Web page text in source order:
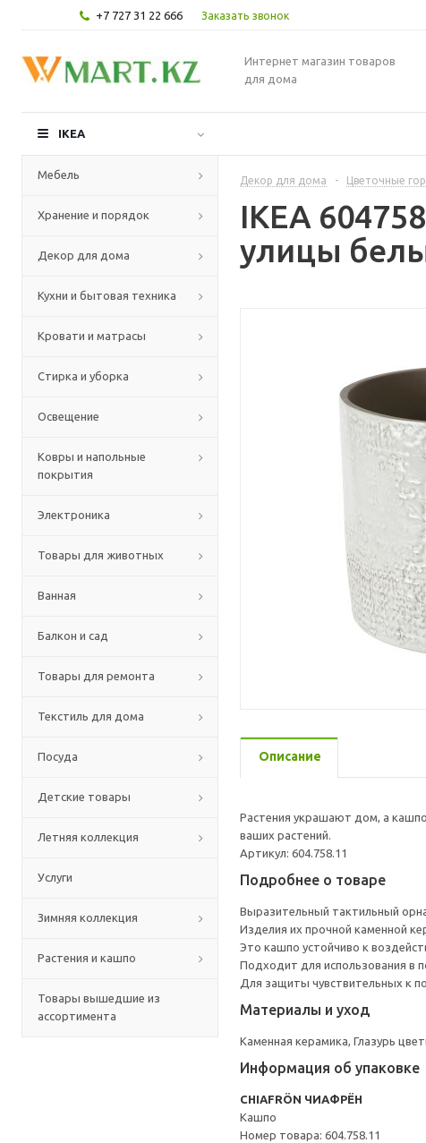
+7 727 31 22 666 Заказать звонок
Интернет магазин товаров
для дома
IKEA
Мебель
Хранение и порядок
Декор для дома
Кухни и бытовая техника
Кровати и матрасы
Стирка и уборка
Освещение
Ковры и напольные
покрытия
Электроника
Товары для животных
Ванная
Балкон и сад
Товары для ремонта
Текстиль для дома
Посуда
Детские товары
Летняя коллекция
Услуги
Зимняя коллекция
Растения и кашпо
Товары вышедшие из
ассортимента
Декор для дома - Цветочные
IKEA
улицы
Описание
Растения украшают дом, а
ваших растений.
Артикул: 604.758.11
Подробнее о товаре
Выразительный тактильный
Изделия их прочной каменной
Это кашпо устойчиво к
Подходит для использования в
Для защиты чувствительных к
Материалы и уход
Каменная керамика, Глазурь
Информация об упаковке
CHIAFRÖN ЧИАФРЁН
Кашпо
Номер товара: 604.758.11